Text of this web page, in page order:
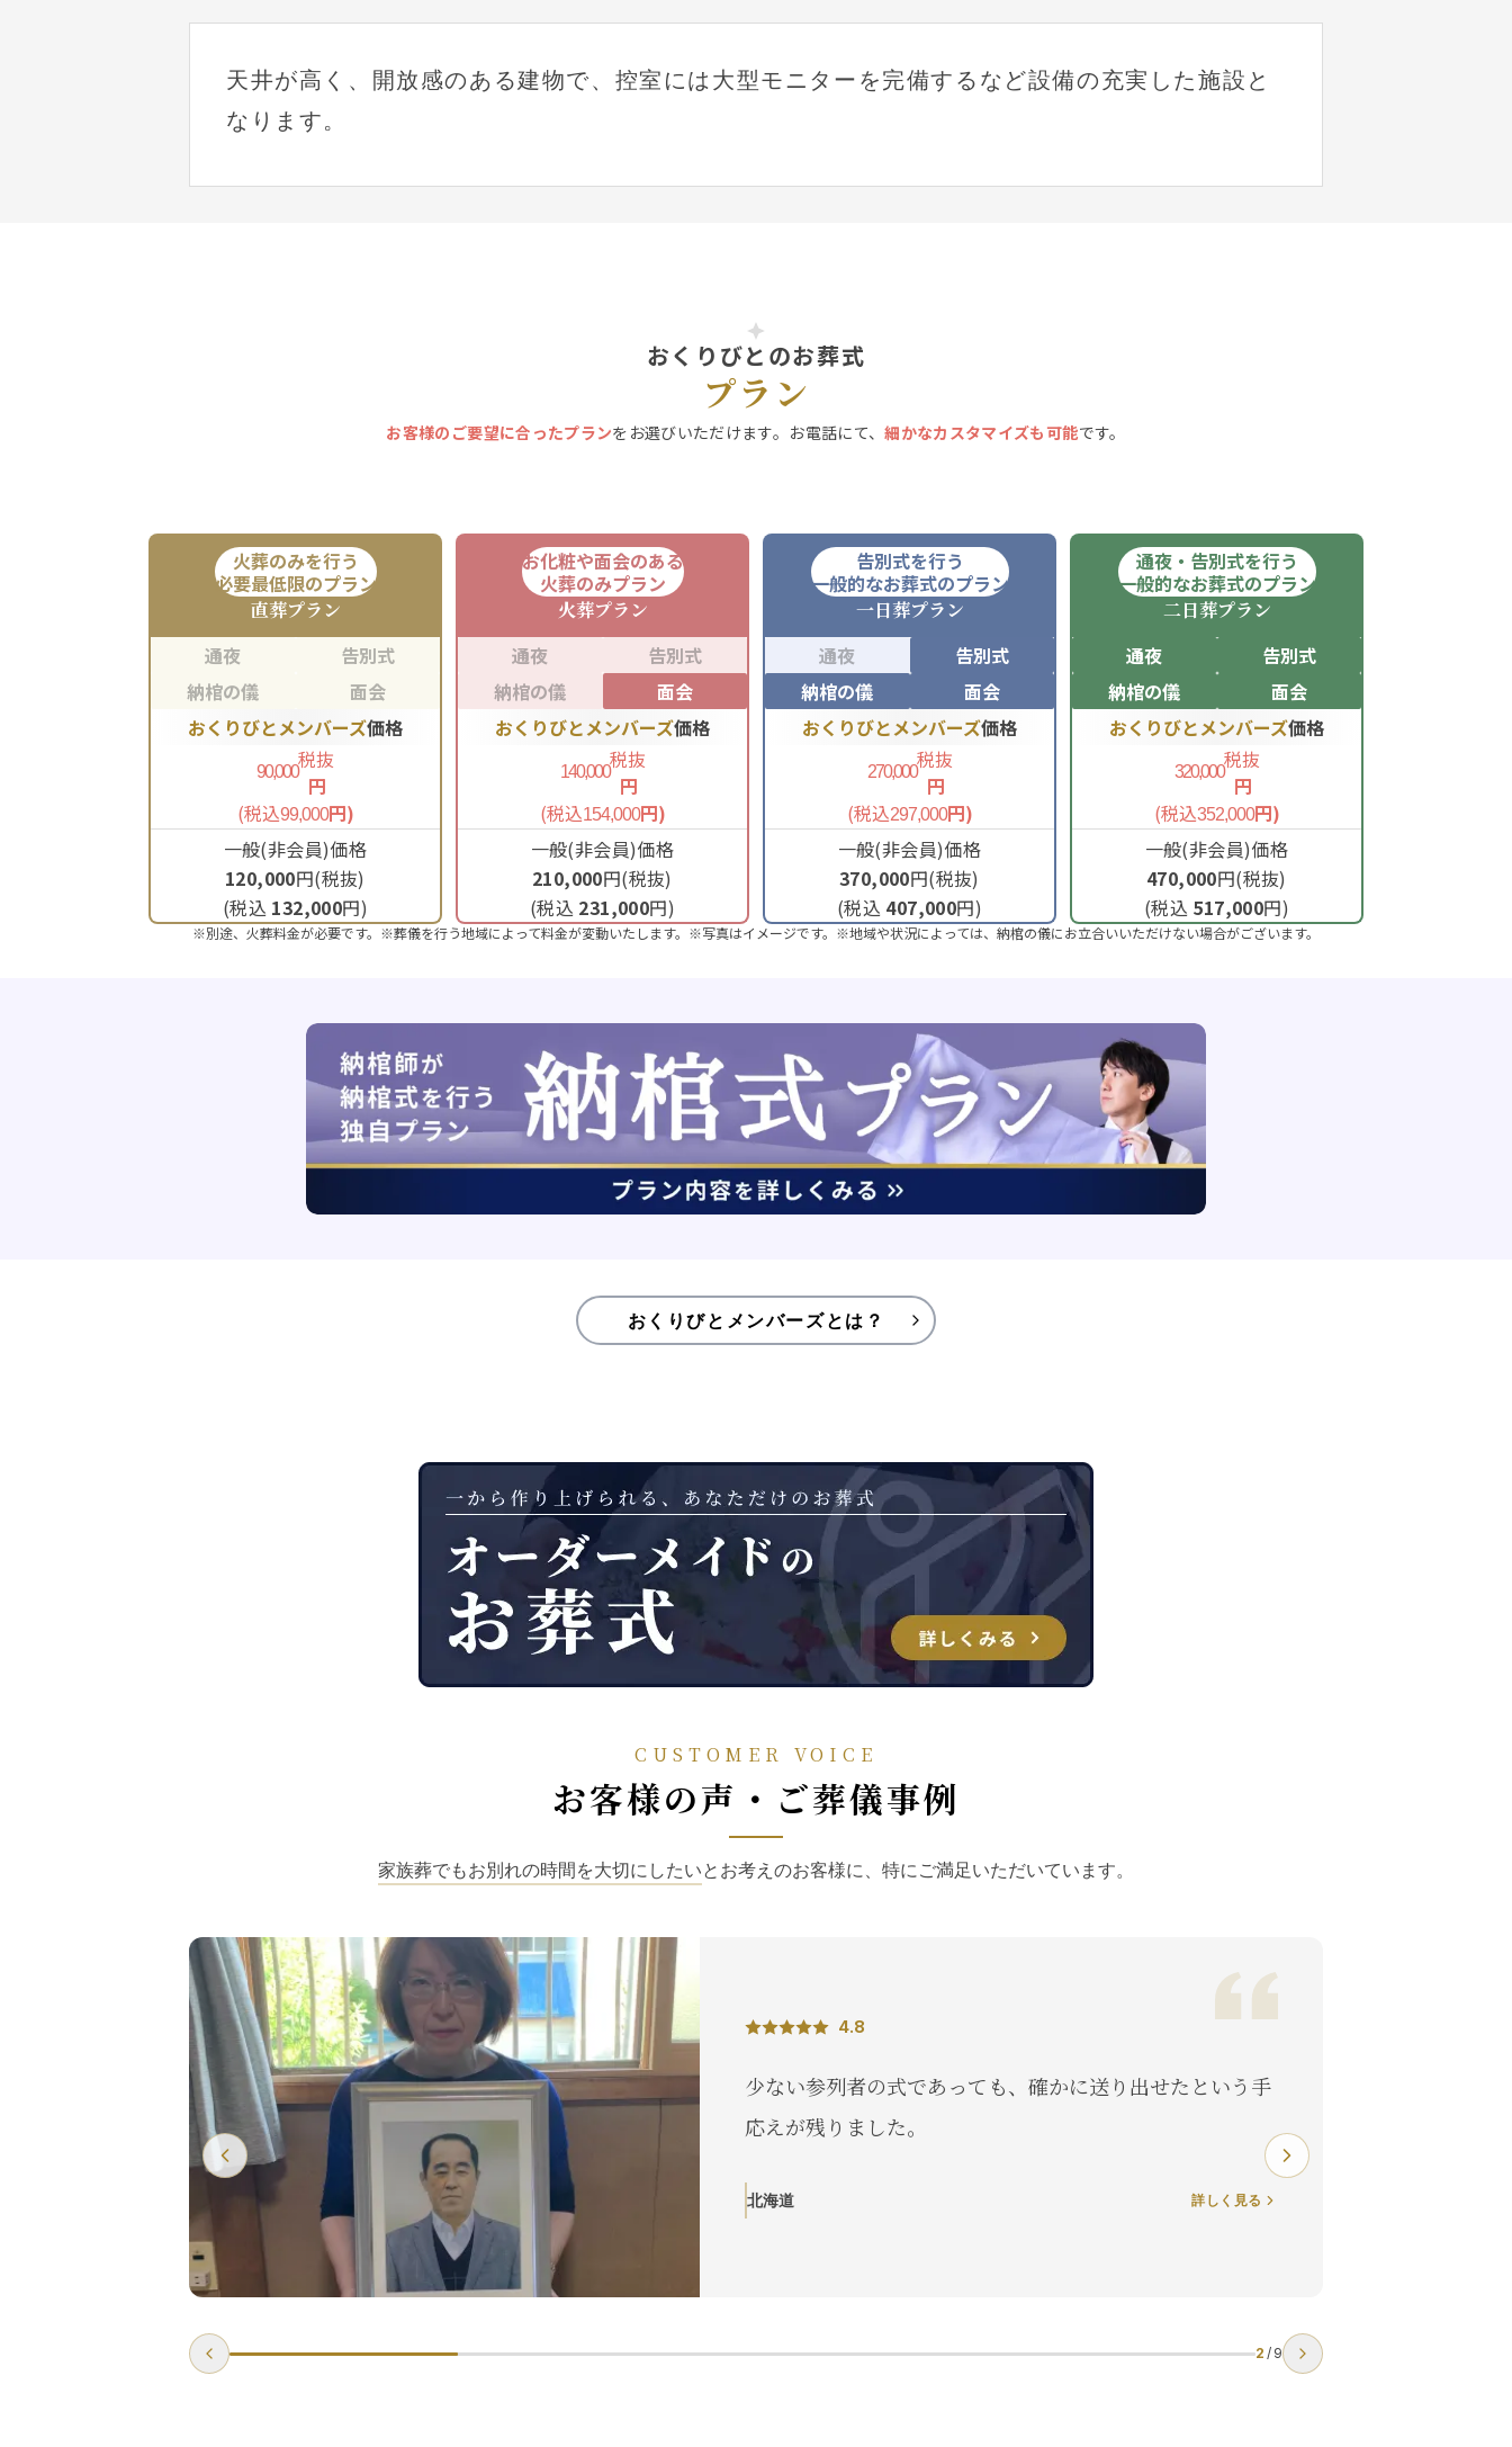
天井が高く、開放感のある建物で、控室には大型モニターを完備するなど設備の充実した施設と
なります。
おくりびとのお葬式
プラン
お客様のご要望に合ったプランをお選びいただけます。お電話にて、細かなカスタマイズも可能です。
火葬のみを行う
必要最低限のプラン
直葬プラン
通夜
告別式
納棺の儀
面会
おくりびとメンバーズ価格
90,000税抜
円
(税込99,000円)
一般(非会員)価格
120,000円(税抜)
(税込 132,000円)
お化粧や面会のある
火葬のみプラン
火葬プラン
通夜
告別式
納棺の儀
面会
おくりびとメンバーズ価格
140,000税抜
円
(税込154,000円)
一般(非会員)価格
210,000円(税抜)
(税込 231,000円)
告別式を行う
一般的なお葬式のプラン
一日葬プラン
通夜
告別式
納棺の儀
面会
おくりびとメンバーズ価格
270,000税抜
円
(税込297,000円)
一般(非会員)価格
370,000円(税抜)
(税込 407,000円)
通夜・告別式を行う
一般的なお葬式のプラン
二日葬プラン
通夜
告別式
納棺の儀
面会
おくりびとメンバーズ価格
320,000税抜
円
(税込352,000円)
一般(非会員)価格
470,000円(税抜)
(税込 517,000円)
※別途、火葬料金が必要です。※葬儀を行う地域によって料金が変動いたします。※写真はイメージです。※地域や状況によっては、納棺の儀にお立合いいただけない場合がございます。
おくりびとメンバーズとは？
CUSTOMER VOICE
お客様の声・ご葬儀事例
家族葬でもお別れの時間を大切にしたいとお考えのお客様に、特にご満足いただいています。
っても、確かに送り出せたという手
詳しく見る
えなくてどうしようと思っていました。「おくりびとのお
葬式」に連絡をしたんです。最終的にはすぐに対応しても
3 / 9